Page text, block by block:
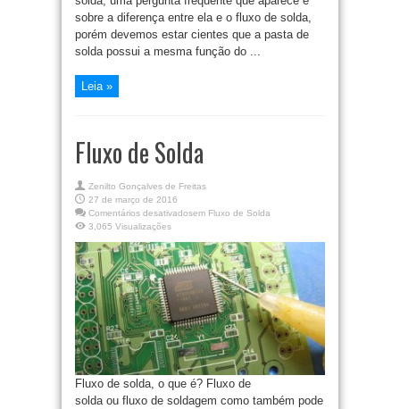
sobre a diferença entre ela e o fluxo de solda,
porém devemos estar cientes que a pasta de
solda possui a mesma função do ...
Leia »
Fluxo de Solda
Zenilto Gonçalves de Freitas
27 de março de 2016
Comentários desativadosem Fluxo de Solda
3,065 Visualizações
Fluxo de solda, o que é? Fluxo de
solda ou fluxo de soldagem como também pode